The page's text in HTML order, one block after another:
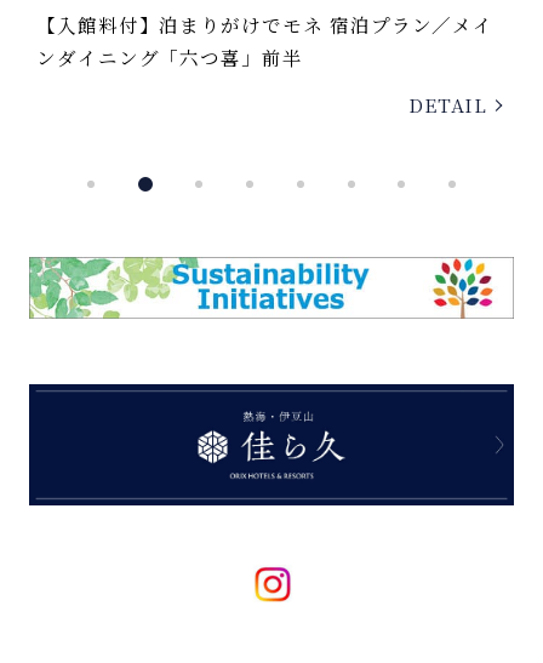
【素泊まり】箱根連山と相模湾の絶景を望む強羅
の湯を心ゆくまで堪能
DETAIL